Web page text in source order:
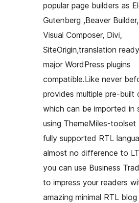
popular page builders as
Gutenberg ,Beaver
Visual Composer, Divi,
SiteOrigin,translation
major WordPress plugins
compatible.Like never
provides multiple pre-built
which can be imported in
using ThemeMiles-toolset
fully supported RTL
almost no difference to
you can use Business
to impress your readers
amazing minimal RTL